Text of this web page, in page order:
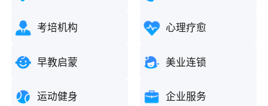
考培机构 心理疗愈
早教启蒙 美业连锁
运动健身 企业服务